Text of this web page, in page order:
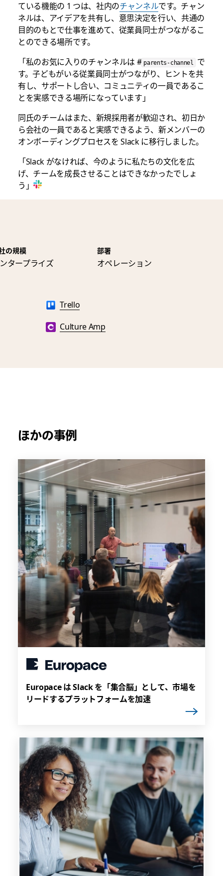
ている機能の 1 つは、社内のチャンネルです。チャン
ネルは、アイデアを共有し、意思決定を行い、共通の
目的のもとで仕事を進めて、従業員同士がつながるこ
とのできる場所です。
「私のお気に入りのチャンネルは # parents-channel
で
す。子どもがいる従業員同士がつながり、ヒントを共
有し、サポートし合い、コミュニティの一員であるこ
とを実感できる場所になっています」
同氏のチームはまた、新規採用者が歓迎され、初日か
ら会社の一員であると実感できるよう、新メンバーの
オンボーディングプロセスを Slack に移行しました。
「Slack がなければ、今のように私たちの文化を広
げ、チームを成長させることはできなかったでしょ
う」
の規模
タープライズ
部署
オペレーション
Trello
Culture Amp
ほかの事例
Europace は Slack を「集合脳」として、市場を
リードするプラットフォームを加速